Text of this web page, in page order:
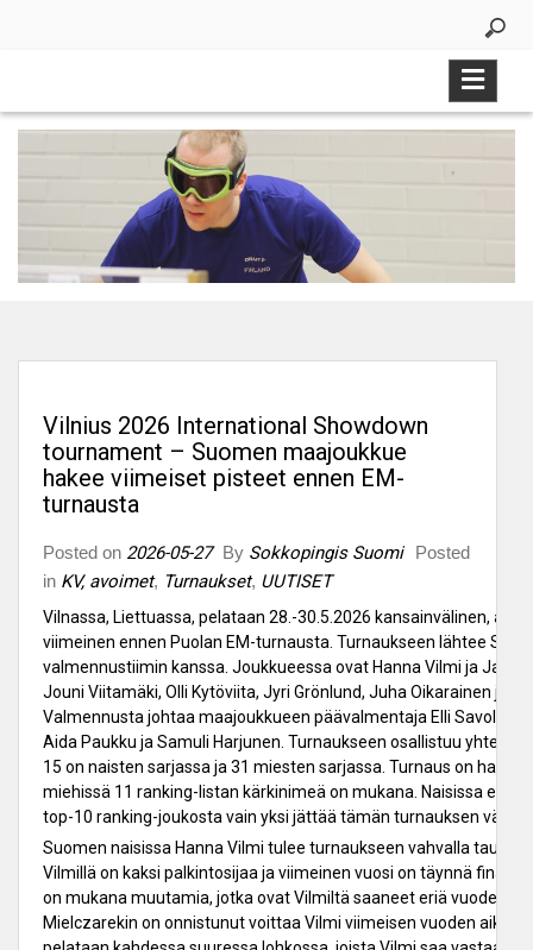
Vilnius 2026 International Showdown
tournament – Suomen maajoukkue
hakee viimeiset pisteet ennen EM-
turnausta
Posted on 2026-05-27 By Sokkopingis Suomi
Posted
in KV, avoimet, Turnaukset, UUTISET
Vilnassa, Liettuassa, pelataan 28.-30.5.2026 kansainvälinen,
viimeinen ennen Puolan EM-turnausta. Turnaukseen lähtee
valmennustiimin kanssa. Joukkueessa ovat Hanna Vilmi ja
Jouni Viitamäki, Olli Kytöviita, Jyri Grönlund, Juha Oikarainen ja
Valmennusta johtaa maajoukkueen päävalmentaja Elli
Aida Paukku ja Samuli Harjunen. Turnaukseen osallistuu
15 on naisten sarjassa ja 31 miesten sarjassa. Turnaus on
miehissä 11 ranking-listan kärkinimeä on mukana. Naisissa ei
top-10 ranking-joukosta vain yksi jättää tämän turnauksen väliin.
Suomen naisissa Hanna Vilmi tulee turnaukseen vahvalla
Vilmillä on kaksi palkintosijaa ja viimeinen vuosi on täynnä
on mukana muutamia, jotka ovat Vilmiltä saaneet eriä vuoden
Mielczarekin on onnistunut voittaa Vilmi viimeisen vuoden